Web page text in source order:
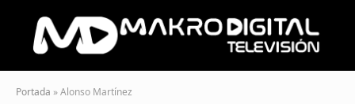
Portada »Alonso Martínez